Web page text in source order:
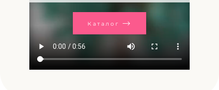
Каталог